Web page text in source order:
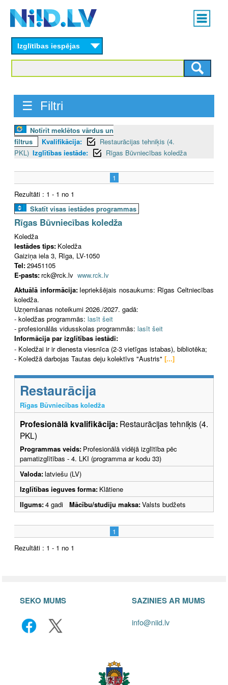
content
Main
menu
Izglītības iespējas
☰ Filtri
Notīrīt meklētos vārdus un
filtrus
Kvalifikācija:
Restaurācijas tehniķis (4.
PKL) Izglītības iestāde: Rīgas Būvniecības koledža
1
Rezultāti : 1 - 1 no 1
Skatīt visas iestādes programmas
Rīgas Būvniecības koledža
Koledža
Iestādes tips: Koledža
Gaiziņa iela 3, Rīga, LV-1050
Tel:29451105
E-pasts: rck@rck.lv www.rck.lv
Aktuālā informācija: Iepriekšējais nosaukums: Rīgas Celtniecības
koledža.
Uzņemšanas noteikumi 2026./2027. gadā:
- koledžas programmās: lasīt šeit
- profesionālās vidusskolas programmās: lasīt šeit
Informācija par izglītības iestādi:
- Koledžai ir ir dienesta viesnīca (2-3 vietīgas istabas), bibliotēka;
- Koledžā darbojas Tautas deju kolektīvs "Austris" [...]
Restaurācija
Rīgas Būvniecības koledža
Profesionālā kvalifikācija: Restaurācijas tehniķis (4.
PKL)
Programmas veids: Profesionālā vidējā izglītība pēc
pamatizglītības - 4. LKI (programma ar kodu 33)
Valoda:latviešu (LV)
Izglītības ieguves forma: Klātiene
Ilgums:4 gadi Mācību/studiju maksa:Valsts budžets
1
Rezultāti : 1 - 1 no 1
SEKO MUMS SAZINIES AR MUMS
info@niid.lv